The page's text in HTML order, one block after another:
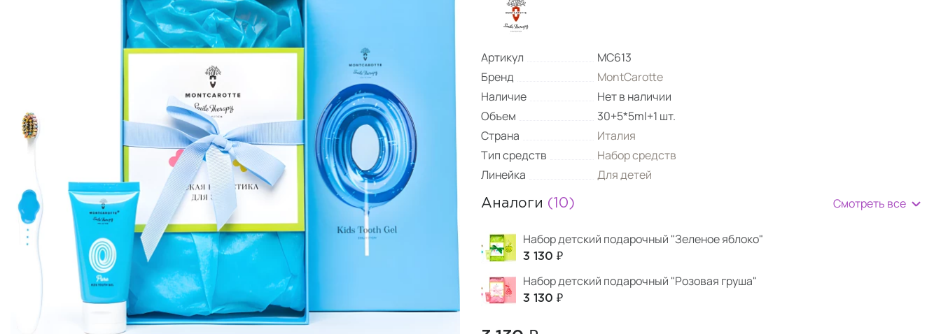
Артикул
МС613
Бренд
MontCarotte
Наличие
Нет в наличии
Объем
30+5*5ml+1 шт.
Страна
Италия
Тип средств
Набор средств
Линейка
Для детей
Аналоги (10) Смотреть все
Набор детский подарочный "Зеленое яблоко"
3 130 ₽
Набор детский подарочный "Розовая груша"
3 130 ₽